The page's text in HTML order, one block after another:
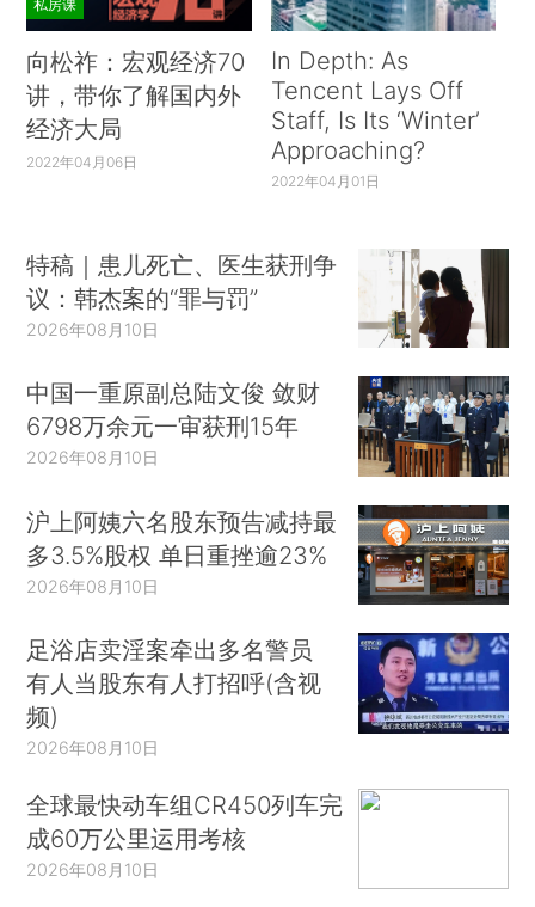
私房课
向松祚：宏观经济70
讲，带你了解国内外
经济大局
2022年04月06日
In Depth: As
Tencent Lays Off
Staff, Is Its ‘Winter’
Approaching?
2022年04月01日
特稿｜患儿死亡、医生获刑争
议：韩杰案的“罪与罚”
2026年08月10日
中国一重原副总陆文俊 敛财
6798万余元一审获刑15年
2026年08月10日
沪上阿姨六名股东预告减持最
多3.5%股权 单日重挫逾23%
2026年08月10日
足浴店卖淫案牵出多名警员
有人当股东有人打招呼(含视
频)
2026年08月10日
全球最快动车组CR450列车完
成60万公里运用考核
2026年08月10日